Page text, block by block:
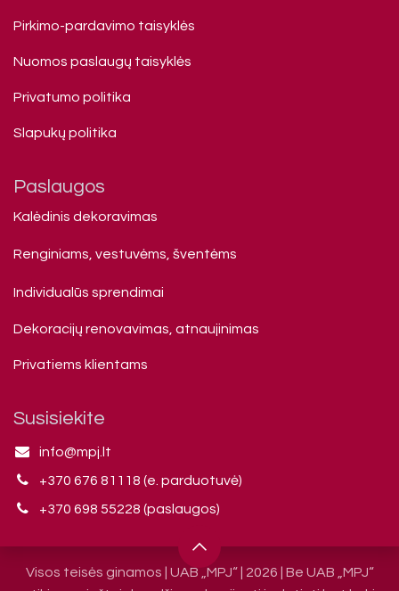
Pirkimo-pardavimo taisyklės
Nuomos paslaugų taisyklės
Privatumo politika
Slapukų politika
Paslaugos
Kalėdinis dekoravimas
Renginiams, vestuvėms, šventėms
Individualūs sprendimai
Dekoracijų renovavimas, atnaujinimas
Privatiems klienta​ms
Susisiekite
info@mpj.lt
+370 676 81118 (e. parduotuvė)
+370 698 55228 (paslaugos)
Visos teisės ginamos | UAB „MPJ“ | 2026 | Be UAB „MPJ“